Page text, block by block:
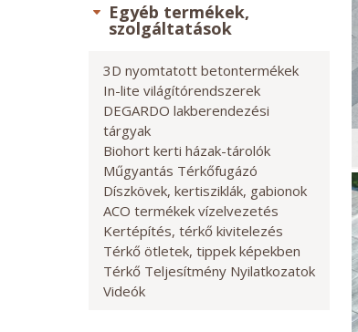
Egyéb termékek,
szolgáltatások
3D nyomtatott betontermékek
In-lite világítórendszerek
DEGARDO lakberendezési
tárgyak
Biohort kerti házak-tárolók
Műgyantás Térkőfugázó
Díszkövek, kertisziklák, gabionok
ACO termékek vízelvezetés
Kertépítés, térkő kivitelezés
Térkő ötletek, tippek képekben
Térkő Teljesítmény Nyilatkozatok
Videók